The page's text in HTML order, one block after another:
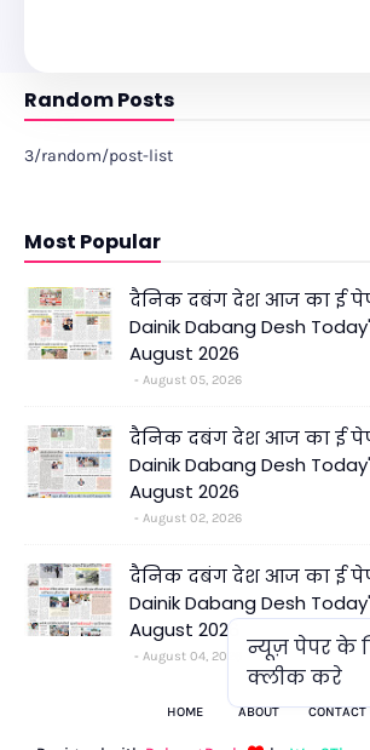
Random Posts
3/random/post-list
Most Popular
दैनिक दबंग देश आज का ई
Dainik Dabang Desh
August 2026
August 05, 2026
दैनिक दबंग देश आज का ई
Dainik Dabang Desh
August 2026
August 02, 2026
दैनिक दबंग देश आज का ई
Dainik Dabang Desh
August 2026
August 04, 2026
HOME ABOUT CONTACT
न्यूज़ पेपर के
क्लीक करे